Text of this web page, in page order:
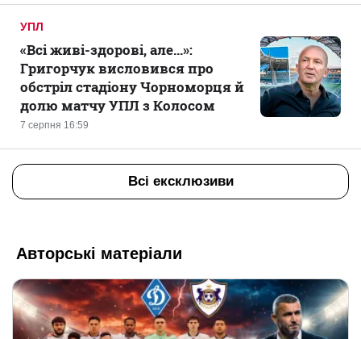
УПЛ
7 серпня 16:59
«Всі живі-здорові, але...»:
Григорчук висловився про
обстріл стадіону Чорноморця й
долю матчу УПЛ з Колосом
Всі ексклюзиви
Авторські матеріали